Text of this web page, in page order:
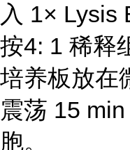
入 1× Lysis
按4: 1 稀释
培养板放在
震荡 15
胞。